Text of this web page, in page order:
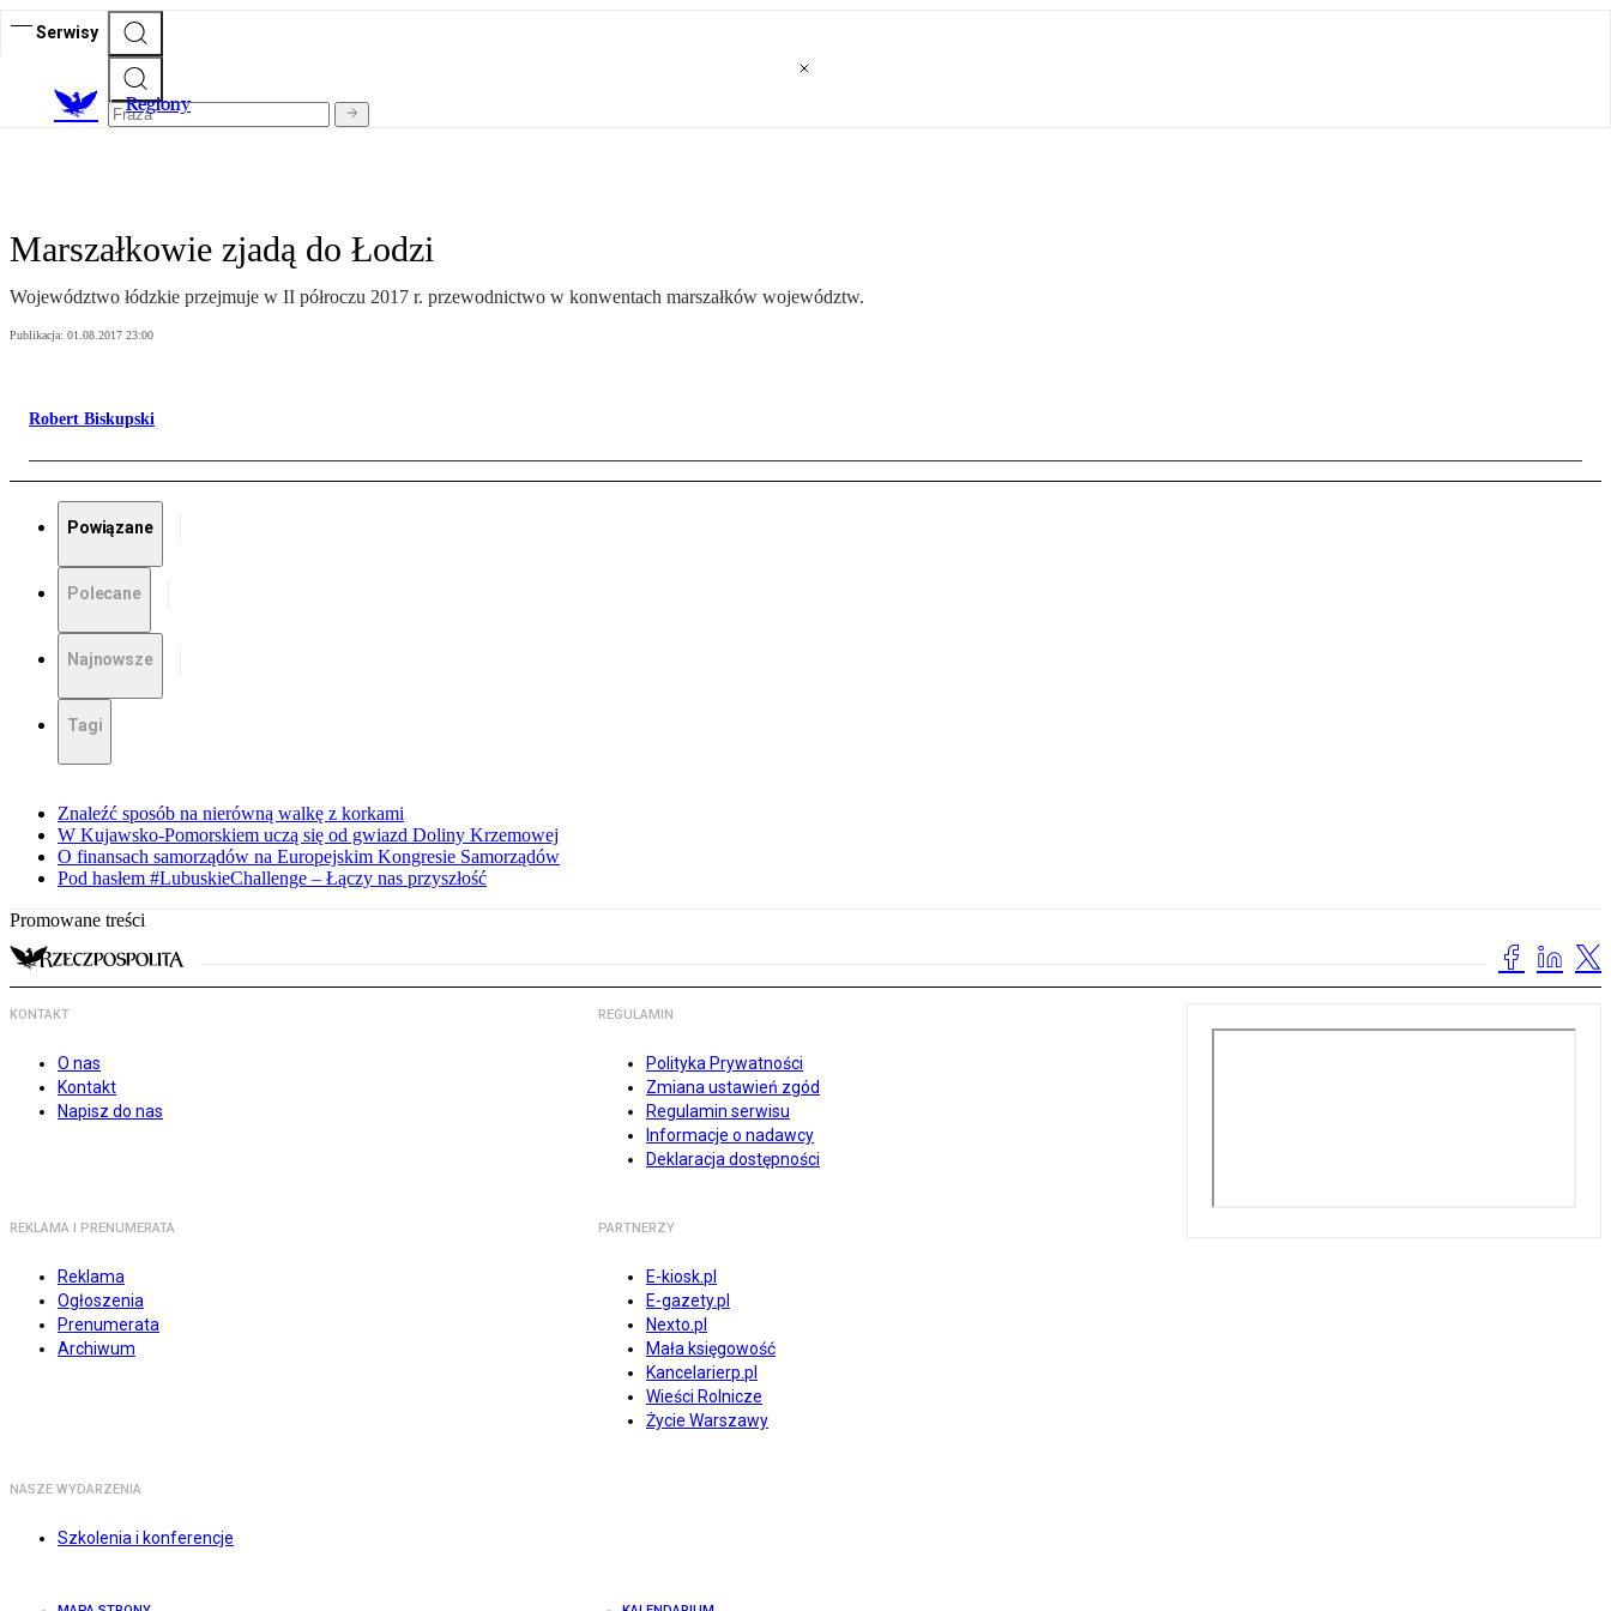
Serwisy
Regiony
Marszałkowie zjadą do Łodzi
Województwo łódzkie przejmuje w II półroczu 2017 r. przewodnictwo w konwentach marszałków województw.
Publikacja: 01.08.2017 23:00
Robert Biskupski
Powiązane
Polecane
Najnowsze
Tagi
Znaleźć sposób na nierówną walkę z korkami
W Kujawsko-Pomorskiem uczą się od gwiazd Doliny Krzemowej
O finansach samorządów na Europejskim Kongresie Samorządów
Pod hasłem #LubuskieChallenge – Łączy nas przyszłość
Promowane treści
KONTAKT
O nas
Kontakt
Napisz do nas
REGULAMIN
Polityka Prywatności
Zmiana ustawień zgód
Regulamin serwisu
Informacje o nadawcy
Deklaracja dostępności
REKLAMA I PRENUMERATA
Reklama
Ogłoszenia
Prenumerata
Archiwum
PARTNERZY
E-kiosk.pl
E-gazety.pl
Nexto.pl
Mała księgowość
Kancelarierp.pl
Wieści Rolnicze
Życie Warszawy
NASZE WYDARZENIA
Szkolenia i konferencje